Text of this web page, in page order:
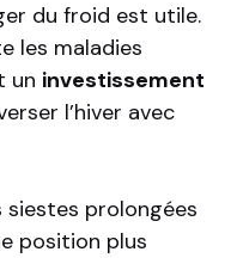
du froid est utile.
les maladies
un investissement
l’hiver avec
prolongées
position plus